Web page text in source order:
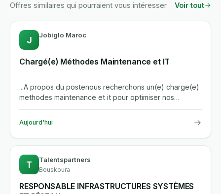
Offres similaires qui pourraient vous intéresser Voir tout
J Jobiglo Maroc
Chargé(e) Méthodes Maintenance et IT
...A propos du postenous recherchons un(e) charge(e)
methodes maintenance et it pour optimiser nos
processus de...
Aujourd'hui →
T Talentspartners
Bouskoura
RESPONSABLE INFRASTRUCTURES SYSTÈMES